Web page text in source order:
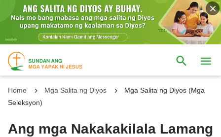
Home Mga Salita ng Diyos
Mga Salita ng Diyos (Mga
Seleksyon)
Ang mga Nakakakilala Lamang